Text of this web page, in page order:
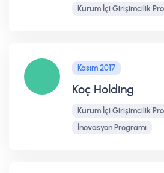
Kurum İçi Girişimcilik
Kasım 2017
Koç Holding
Kurum İçi Girişimcilik
İnovasyon Programı